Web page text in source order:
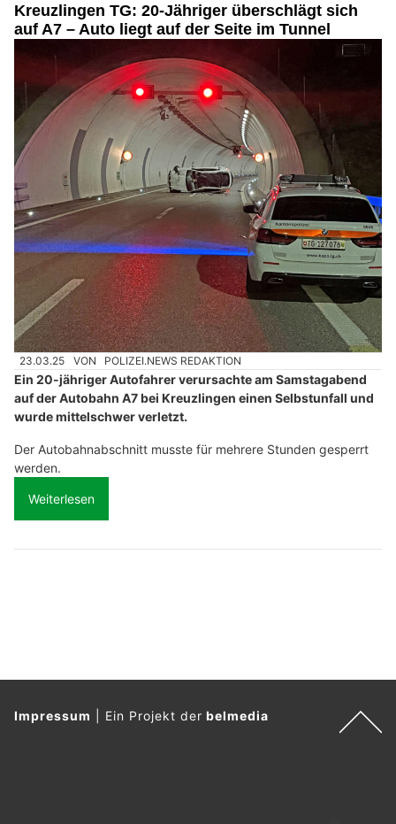
Kreuzlingen TG: 20-Jähriger überschlägt sich
auf A7 – Auto liegt auf der Seite im Tunnel
23.03.25 VON POLIZEI.NEWS REDAKTION
Ein 20-jähriger Autofahrer verursachte am Samstagabend
auf der Autobahn A7 bei Kreuzlingen einen Selbstunfall und
wurde mittelschwer verletzt.
Der Autobahnabschnitt musste für mehrere Stunden gesperrt
werden.
Weiterlesen
Impressum Ein Projekt derbelmedia